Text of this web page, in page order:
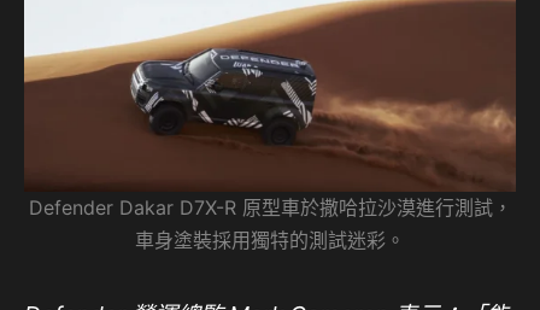
Defender Dakar D7X-R 原型車於撒哈拉沙漠進行測試，
車身塗裝採用獨特的測試迷彩。